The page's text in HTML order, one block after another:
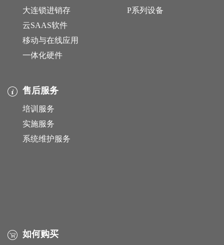
大连锁进销存
云SAAS软件
移动与在线应用
一体化硬件
P系列设备
售后服务
培训服务
实施服务
系统维护服务
如何购买